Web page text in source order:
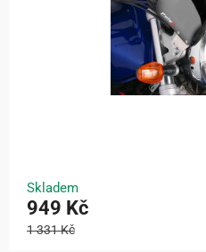
Skladem
949 Kč
1 331 Kč